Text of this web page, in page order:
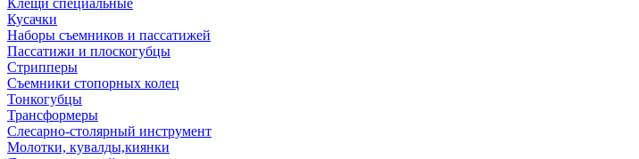
Клещи специальные
Кусачки
Наборы съемников и пассатижей
Пассатижи и плоскогубцы
Стрипперы
Съемники стопорных колец
Тонкогубцы
Трансформеры
Слесарно-столярный инструмент
Молотки, кувалды,киянки